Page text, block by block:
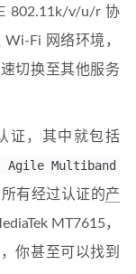
802.11k/v/u/r 协
Fi 网络环境，
切换至其他服务
证，其中就包括
Agile Multiband
有经过认证的产
MT7615，
你甚至可以找到